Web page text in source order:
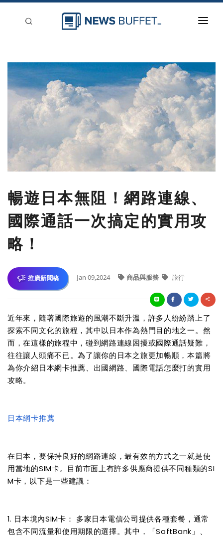
新聞稿分類
登入
刊登
暢遊日本無阻！網路連線、
國際通話一次搞定的實用攻
略！
推廣新聞稿 Jan 09,2024 商品與服務 旅行
近年來，隨著國際旅遊的風潮不斷升溫，許多人紛紛踏上了
探索不同文化的旅程，其中以日本作為熱門目的地之一。然
而，在這樣的旅程中，碰到網路連線困擾或國際通話疑難，
往往讓人頭痛不已。為了讓你的日本之旅更加暢順，本篇將
為你介紹日本網卡推薦、出國網路、國際電話怎麼打的實用
攻略。
日本網卡推薦
在日本，要保持良好的網路連線，最有效的方式之一就是使
用當地的SIM卡。目前市面上有許多供應商提供不同種類的SI
M卡，以下是一些建議：
1. 日本境內SIM卡： 多家日本電信公司提供各種套餐，通常
包含不同流量和使用期限的選擇。其中，「SoftBank」、